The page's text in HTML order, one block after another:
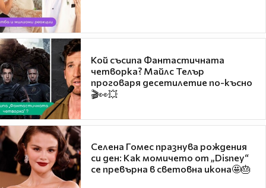
Кой съсипа Фантастичната
четворка? Майлс Телър
проговаря десетилетие по-късно
🎬👀💥
Селена Гомес празнува рождения
си ден: Как момичето от „Disney“
се превърна в световна икона🤩🎂